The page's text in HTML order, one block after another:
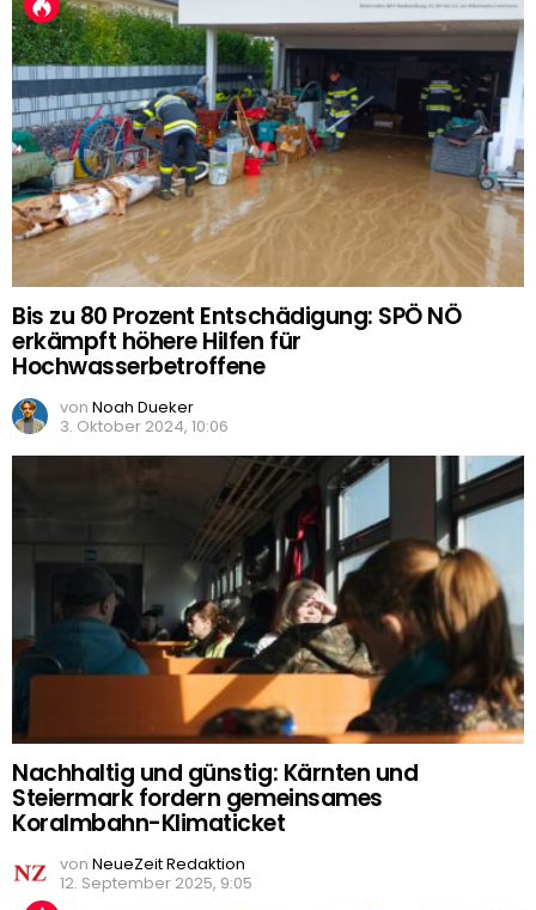
Bis zu 80 Prozent Entschädigung: SPÖ NÖ
erkämpft höhere Hilfen für
Hochwasserbetroffene
von Noah Dueker
3. Oktober 2024, 10:06
Nachhaltig und günstig: Kärnten und
Steiermark fordern gemeinsames
Koralmbahn-Klimaticket
von NeueZeit Redaktion
12. September 2025, 9:05